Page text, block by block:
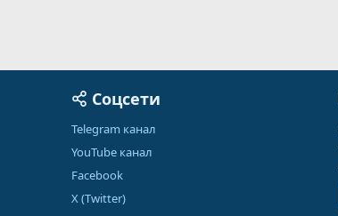
Соцсети
Telegram канал
YouTube канал
Facebook
X (Twitter)